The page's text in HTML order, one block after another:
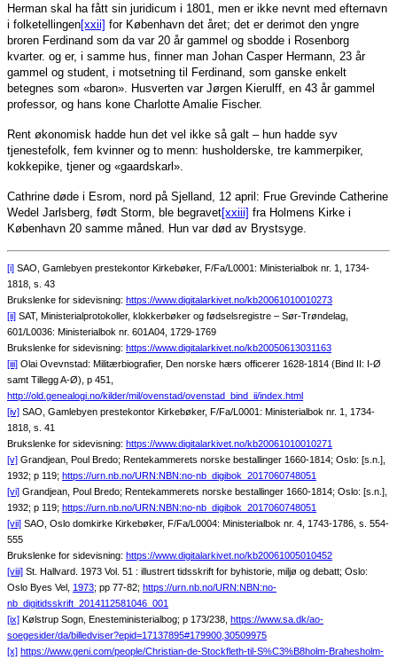
Herman skal ha fått sin juridicum i 1801, men er ikke nevnt med efternavn
i folketellingen[xxii] for København det året; det er derimot den yngre
broren Ferdinand som da var 20 år gammel og sbodde i Rosenborg
kvarter. og er, i samme hus, finner man Johan Casper Hermann, 23 år
gammel og student, i motsetning til Ferdinand, som ganske enkelt
betegnes som «baron». Husverten var Jørgen Kierulff, en 43 år gammel
professor, og hans kone Charlotte Amalie Fischer.
Rent økonomisk hadde hun det vel ikke så galt – hun hadde syv
tjenestefolk, fem kvinner og to menn: husholderske, tre kammerpiker,
kokkepike, tjener og «gaardskarl».
Cathrine døde i Esrom, nord på Sjelland, 12 april: Frue Grevinde Catherine
Wedel Jarlsberg, født Storm, ble begravet[xxiii] fra Holmens Kirke i
København 20 samme måned. Hun var død av Brystsyge.
[i] SAO, Gamlebyen prestekontor Kirkebøker, F/Fa/L0001: Ministerialbok nr. 1, 1734-
1818, s. 43
Brukslenke for sidevisning: https://www.digitalarkivet.no/kb20061010010273
[ii] SAT, Ministerialprotokoller, klokkerbøker og fødselsregistre – Sør-Trøndelag,
601/L0036: Ministerialbok nr. 601A04, 1729-1769
Brukslenke for sidevisning: https://www.digitalarkivet.no/kb20050613031163
[iii] Olai Ovevnstad: Militærbiografier, Den norske hærs officerer 1628-1814 (Bind II: I-Ø
samt Tillegg A-Ø), p 451,
http://old.genealogi.no/kilder/mil/ovenstad/ovenstad_bind_ii/index.html
[iv] SAO, Gamlebyen prestekontor Kirkebøker, F/Fa/L0001: Ministerialbok nr. 1, 1734-
1818, s. 41
Brukslenke for sidevisning: https://www.digitalarkivet.no/kb20061010010271
[v] Grandjean, Poul Bredo; Rentekammerets norske bestallinger 1660-1814; Oslo: [s.n.],
1932; p 119; https://urn.nb.no/URN:NBN:no-nb_digibok_2017060748051
[vi] Grandjean, Poul Bredo; Rentekammerets norske bestallinger 1660-1814; Oslo: [s.n.],
1932; p 119; https://urn.nb.no/URN:NBN:no-nb_digibok_2017060748051
[vii] SAO, Oslo domkirke Kirkebøker, F/Fa/L0004: Ministerialbok nr. 4, 1743-1786, s. 554-
555
Brukslenke for sidevisning: https://www.digitalarkivet.no/kb20061005010452
[viii] St. Hallvard. 1973 Vol. 51 : illustrert tidsskrift for byhistorie, miljø og debatt; Oslo:
Oslo Byes Vel, 1973; pp 77-82; https://urn.nb.no/URN:NBN:no-
nb_digitidsskrift_2014112581046_001
[ix] Kølstrup Sogn, Enesteministerialbog; p 173/238, https://www.sa.dk/ao-
soegesider/da/billedviser?epid=17137895#179900,30509975
[x] https://www.geni.com/people/Christian-de-Stockfleth-til-S%C3%B8holm-Brahesholm-